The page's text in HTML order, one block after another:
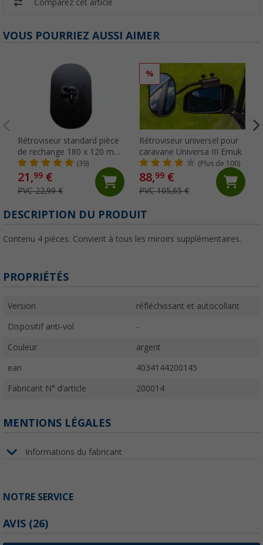
Comparez cet article
VOUS POURRIEZ AUSSI AIMER
Rétroviseur standard pièce
de rechange 180 x 120 mm
Emuk
(39)
21,99 €
PVC 22,99 €
%
Rétroviseur universel pour
caravane Universa III Emuk
(Plus de 100)
88,99€
PVC 105,65 €
DESCRIPTION DU PRODUIT
Contenu 4 pièces. Convient à tous les miroirs supplémentaires.
PROPRIÉTÉS
Version réfléchissant et autocollant
Dispositif anti-vol -
Couleur argent
ean 4034144200145
Fabricant N° d'article 200014
MENTIONS LÉGALES
Informations du fabricant
NOTRE SERVICE
AVIS (26)